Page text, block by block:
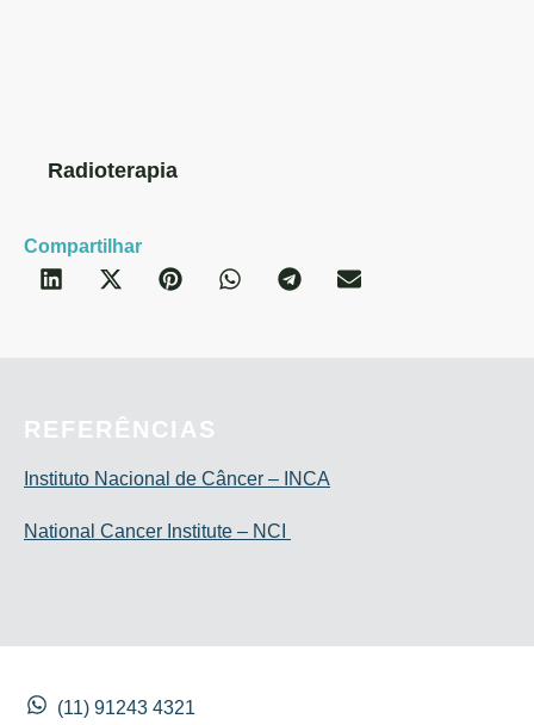
Radioterapia
Compartilhar
REFERÊNCIAS
Instituto Nacional de Câncer – INCA
National Cancer Institute – NCI
(11) 91243 4321